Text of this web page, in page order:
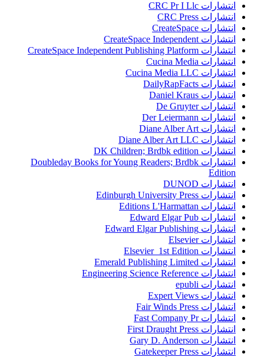
انتشارات CRC Pr I Llc
انتشارات CRC Press
انتشارات CreateSpace
انتشارات CreateSpace Independent
انتشارات CreateSpace Independent Publishing Platform
انتشارات Cucina Media
انتشارات Cucina Media LLC
انتشارات DailyRapFacts
انتشارات Daniel Kraus
انتشارات De Gruyter
انتشارات Der Leiermann
انتشارات Diane Alber Art
انتشارات Diane Alber Art LLC
انتشارات DK Children; Brdbk edition
انتشارات Doubleday Books for Young Readers; Brdbk
Edition
انتشارات DUNOD
انتشارات Edinburgh University Press
انتشارات Editions L'Harmattan
انتشارات Edward Elgar Pub
انتشارات Edward Elgar Publishing
انتشارات Elsevier
انتشارات Elsevier 1st Edition
انتشارات Emerald Publishing Limited
انتشارات Engineering Science Reference
انتشارات epubli
انتشارات Expert Views
انتشارات Fair Winds Press
انتشارات Fast Company Pr
انتشارات First Draught Press
انتشارات Gary D. Anderson
انتشارات Gatekeeper Press